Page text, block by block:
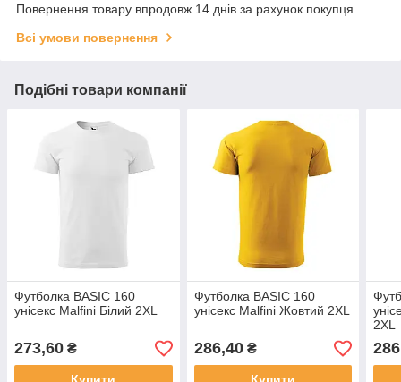
Повернення товару впродовж 14 днів за рахунок покупця
Всі умови повернення
Подібні товари компанії
Футболка BASIC 160
унісекс Malfini Білий 2XL
273,60 ₴
Футболка BASIC 160
унісекс Malfini Жовтий 2XL
286,40₴
2XL